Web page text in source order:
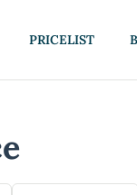
PRICELIST